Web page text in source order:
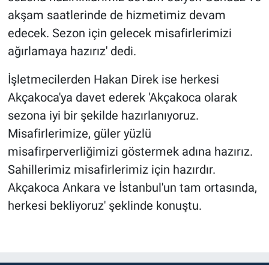
akşam saatlerinde de hizmetimiz devam
edecek. Sezon için gelecek misafirlerimizi
ağırlamaya hazırız' dedi.
İşletmecilerden Hakan Direk ise herkesi
Akçakoca'ya davet ederek 'Akçakoca olarak
sezona iyi bir şekilde hazırlanıyoruz.
Misafirlerimize, güler yüzlü
misafirperverliğimizi göstermek adına hazırız.
Sahillerimiz misafirlerimiz için hazırdır.
Akçakoca Ankara ve İstanbul'un tam ortasında,
herkesi bekliyoruz' şeklinde konuştu.